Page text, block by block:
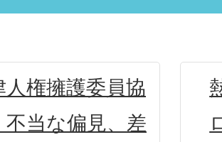
人権擁護委員協
不当な偏見、差